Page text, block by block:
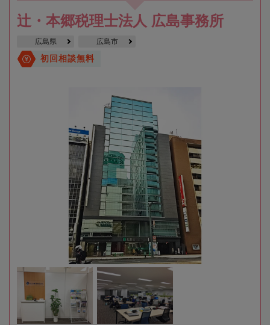
辻・本郷税理士法人 広島事務所
広島県 広島市
初回相談無料